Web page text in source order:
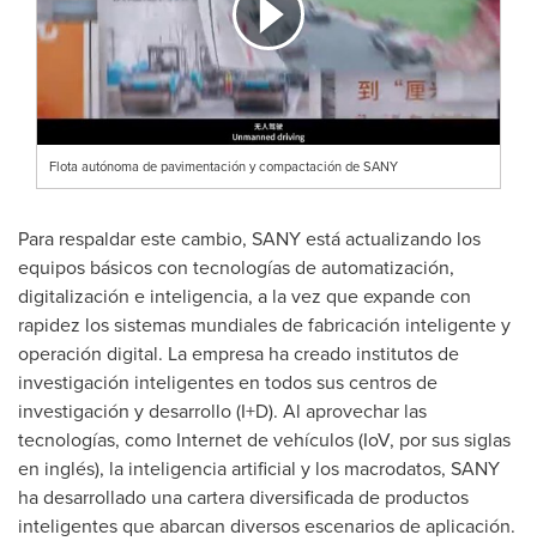
Flota autónoma de pavimentación y compactación de SANY
Para respaldar este cambio, SANY está actualizando los
equipos básicos con tecnologías de automatización,
digitalización e inteligencia, a la vez que expande con
rapidez los sistemas mundiales de fabricación inteligente y
operación digital. La empresa ha creado institutos de
investigación inteligentes en todos sus centros de
investigación y desarrollo (I+D). Al aprovechar las
tecnologías, como Internet de vehículos (IoV, por sus siglas
en inglés), la inteligencia artificial y los macrodatos, SANY
ha desarrollado una cartera diversificada de productos
inteligentes que abarcan diversos escenarios de aplicación.